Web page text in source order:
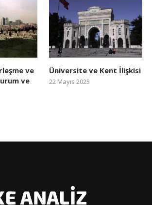
ve
ve
Üniversite ve Kent İlişkisi
22 Mayıs 2025